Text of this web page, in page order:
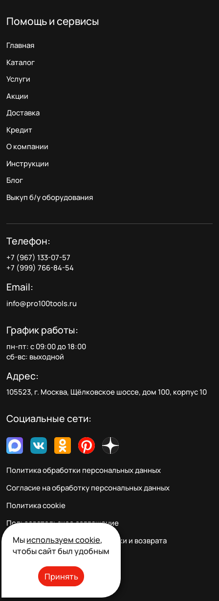
Помощь и сервисы
Главная
Каталог
Услуги
Акции
Доставка
Кредит
О компании
Инструкции
Блог
Выкуп б/у оборудования
Телефон:
+7 (967) 133-07-57
+7 (999) 766-84-54
Email:
info@pro100tools.ru
График работы:
пн-пт: с 09:00 до 18:00
сб-вс: выходной
Адрес:
105523, г. Москва, Щёлковское шоссе, дом 100, корпус 10
Социальные сети:
Политика обработки персональных данных
Согласие на обработку персональных данных
Политика cookie
Пользовательское соглашение
Правила заказа, оплаты, доставки и возврата
Реквизиты и контакты
Мыиспользуем cookie,
чтобы сайт был удобным
Принять